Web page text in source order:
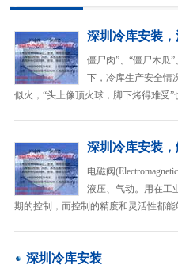
深圳冷库安装
僵尸肉”、“僵尸木瓜
下，冷库生产安全情
似火，“头上像顶火球，脚下烤得难受”
深圳冷库安装
电磁阀
液压、气动。用在工
期的控制，而控制的精度和灵活性都
深圳冷库安装